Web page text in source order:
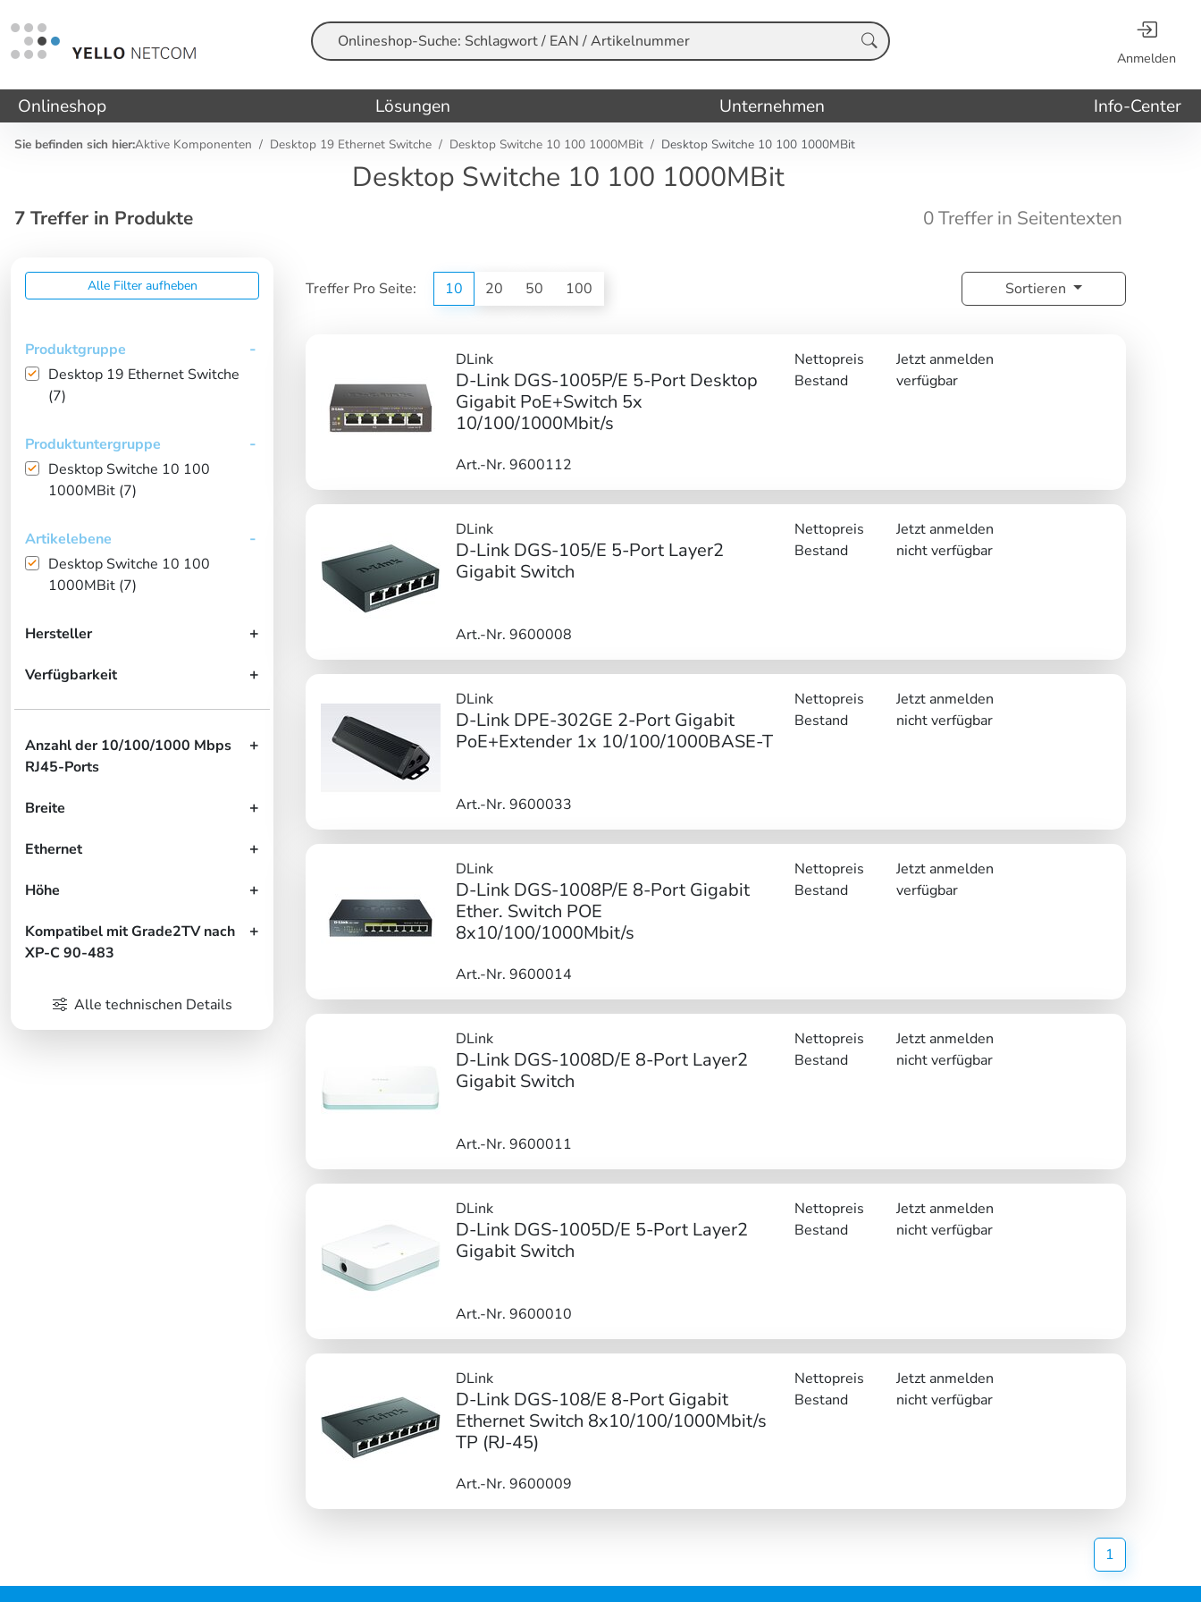
Suche Anmelden
Onlineshop Lösungen Unternehmen Info-Center
Sie befinden sich hier:Aktive Komponenten Desktop 19 Ethernet Switche Desktop Switche 10 100 1000MBit Desktop Switche 10 100 1000MBit
Desktop Switche 10 100 1000MBit
7 Treffer in Produkte 0 Treffer in Seitentexten
Alle Filter aufheben
Produktgruppe
Desktop 19 Ethernet Switche
(7)
Produktuntergruppe
Desktop Switche 10 100
1000MBit (7)
Artikelebene
Desktop Switche 10 100
1000MBit (7)
Hersteller
Verfügbarkeit
Anzahl der 10/100/1000 Mbps
RJ45-Ports
Breite
Ethernet
Höhe
Kompatibel mit Grade2TV nach
XP-C 90-483
Alle technischen Details
Treffer Pro Seite: 10 20 50 100 Sortieren
DLink
D-Link DGS-1005P/E 5-Port Desktop
Gigabit PoE+Switch 5x
10/100/1000Mbit/s
Art.-Nr. 9600112
Nettopreis
Jetzt anmelden
Bestand
verfügbar
DLink
D-Link DGS-105/E 5-Port Layer2
Gigabit Switch
Art.-Nr. 9600008
Nettopreis
Jetzt anmelden
Bestand
nicht verfügbar
DLink
D-Link DPE-302GE 2-Port Gigabit
PoE+Extender 1x 10/100/1000BASE-T
Art.-Nr. 9600033
Nettopreis
Jetzt anmelden
Bestand
nicht verfügbar
DLink
D-Link DGS-1008P/E 8-Port Gigabit
Ether. Switch POE
8x10/100/1000Mbit/s
Art.-Nr. 9600014
Nettopreis
Jetzt anmelden
Bestand
verfügbar
DLink
D-Link DGS-1008D/E 8-Port Layer2
Gigabit Switch
Art.-Nr. 9600011
Nettopreis
Jetzt anmelden
Bestand
nicht verfügbar
DLink
D-Link DGS-1005D/E 5-Port Layer2
Gigabit Switch
Art.-Nr. 9600010
Nettopreis
Jetzt anmelden
Bestand
nicht verfügbar
DLink
D-Link DGS-108/E 8-Port Gigabit
Ethernet Switch 8x10/100/1000Mbit/s
TP (RJ-45)
Art.-Nr. 9600009
Nettopreis
Jetzt anmelden
Bestand
nicht verfügbar
1